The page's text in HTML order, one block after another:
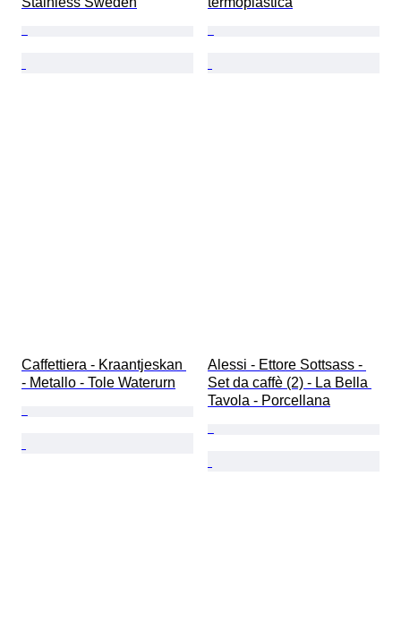
Caffettiera - Kraantjeskan
- Metallo - Tole Waterurn
Alessi - Ettore Sottsass -
Set da caffè (2) - La Bella
Tavola - Porcellana